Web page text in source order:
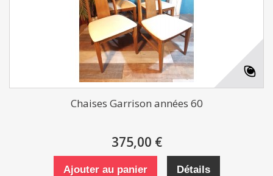
Chaises Garrison années 60
375,00 €
Ajouter au panier Détails